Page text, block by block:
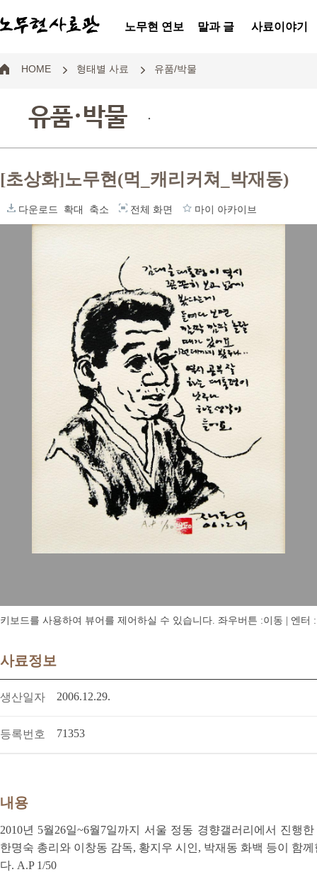
노무현 연보 말과 글 사료이야기
HOME 형태별 사료 유품/박물
유품·박물 .
[초상화]노무현(먹_캐리커쳐_박재동)
다운로드 확대 축소 전체 화면 마이 아카이브
키보드를 사용하여 뷰어를 제어하실 수 있습니다. 좌우버튼 :이동 | 엔터
사료정보
생산일자 2006.12.29.
등록번호 71353
내용
2010년 5월26일~6월7일까지 서울 정동 경향갤러리에서 진행
한명숙 총리와 이창동 감독, 황지우 시인, 박재동 화백 등이 함
다. A.P 1/50